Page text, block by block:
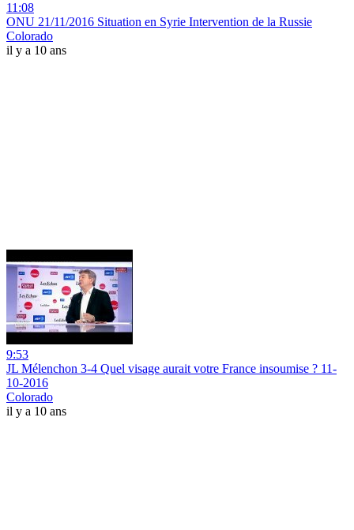
11:08
ONU 21/11/2016 Situation en Syrie Intervention de la Russie
Colorado
il y a 10 ans
9:53
JL Mélenchon 3-4 Quel visage aurait votre France insoumise ? 11-
10-2016
Colorado
il y a 10 ans